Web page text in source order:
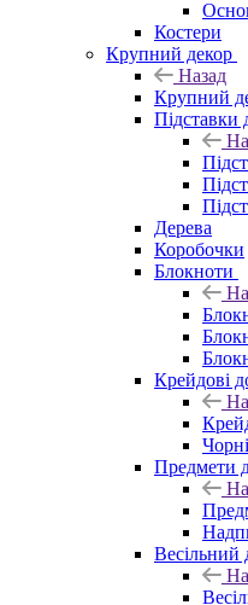
Костери
Крупний декор
Назад
Крупний
Підставки
Дерева
Коробочки
Блокноти
Крейдові
Чорні
Предмети
Весільний